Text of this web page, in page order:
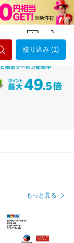
絞り込み (1)
もっと見る